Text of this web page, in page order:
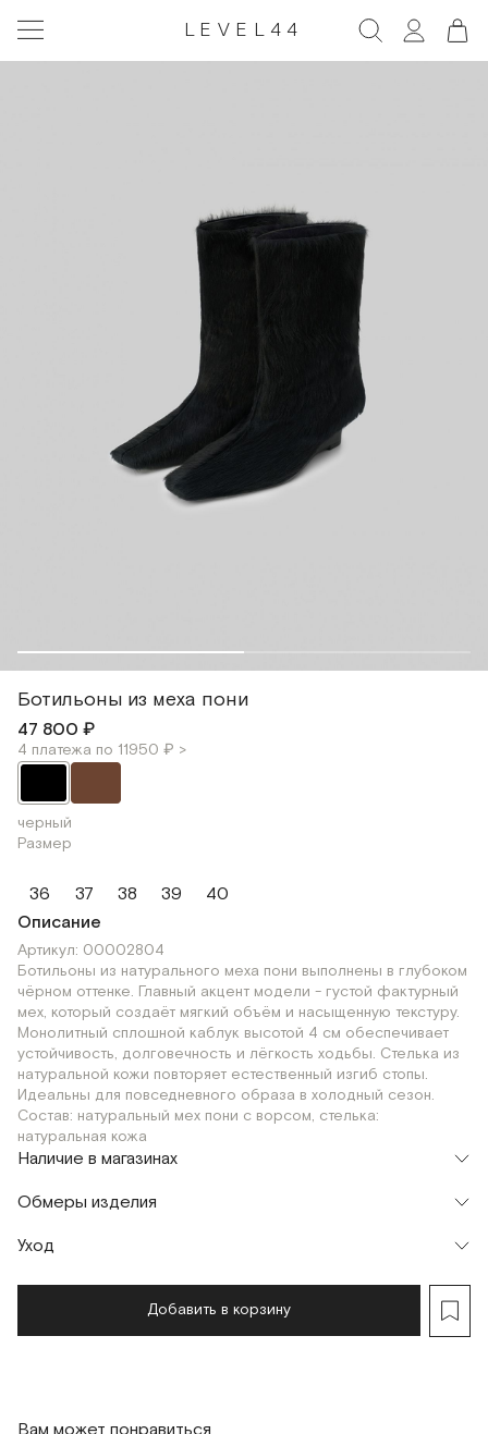
LEVEL44
Ботильоны из меха пони
47 800 ₽
4 платежа по 11950 ₽ >
черный
Размер
36 37 38 39
40
Описание
Артикул: 00002804
Ботильоны из натурального меха пони выполнены в глубоком
чёрном оттенке. Главный акцент модели - густой фактурный
мех, который создаёт мягкий объём и насыщенную текстуру.
Монолитный сплошной каблук высотой 4 см обеспечивает
устойчивость, долговечность и лёгкость ходьбы. Стелька из
натуральной кожи повторяет естественный изгиб стопы.
Идеальны для повседневного образа в холодный сезон.
Состав: натуральный мех пони с ворсом, стелька:
натуральная кожа
Наличие в магазинах
г. Москва, Малая Бронная 16
40
г. Москва, Малая Бронная 24/3
40
Обмеры изделия
Уход
Добавить в корзину